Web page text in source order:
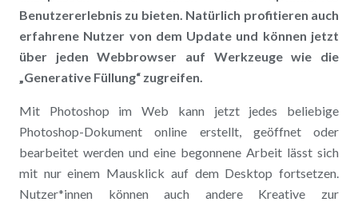
Benutzererlebnis zu bieten. Natürlich profitieren auch
erfahrene Nutzer von dem Update und können jetzt
über jeden Webbrowser auf Werkzeuge wie die
„Generative Füllung“ zugreifen.
Mit Photoshop im Web kann jetzt jedes beliebige
Photoshop-Dokument online erstellt, geöffnet oder
bearbeitet werden und eine begonnene Arbeit lässt sich
mit nur einem Mausklick auf dem Desktop fortsetzen.
Nutzer*innen können auch andere Kreative zur